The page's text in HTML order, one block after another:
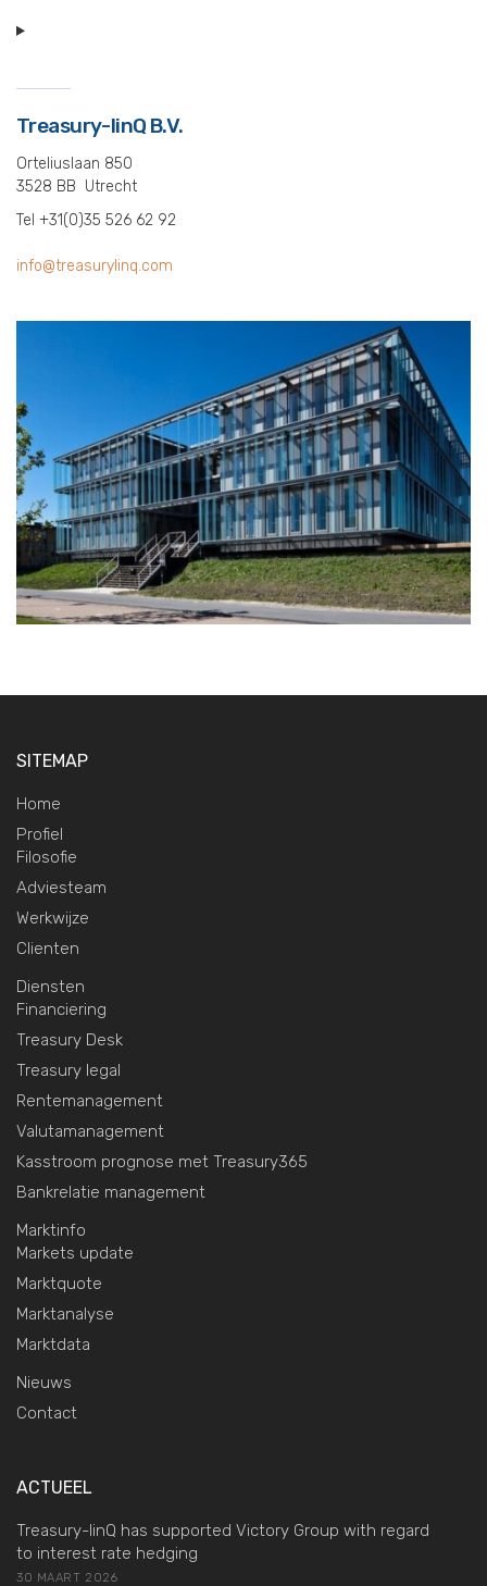
Treasury-linQ B.V.
Orteliuslaan 850
3528 BB Utrecht
Tel +31(0)35 526 62 92
info@treasurylinq.com
SITEMAP
Home
Profiel
Filosofie
Adviesteam
Werkwijze
Clienten
Diensten
Financiering
Treasury Desk
Treasury legal
Rentemanagement
Valutamanagement
Kasstroom prognose met Treasury365
Bankrelatie management
Marktinfo
Markets update
Marktquote
Marktanalyse
Marktdata
Nieuws
Contact
ACTUEEL
Treasury-linQ has supported Victory Group with regard
to interest rate hedging
30 MAART 2026